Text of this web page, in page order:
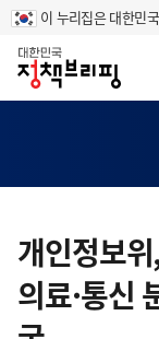
이 누리집은 대한민
홈
텐
츠
영
개인정보
의료·통신